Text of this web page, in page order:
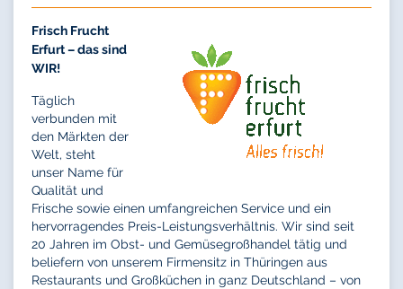
Frisch Frucht
Erfurt – das sind
WIR!
Täglich
verbunden mit
den Märkten der
Welt, steht
unser Name für
Qualität und
Frische sowie einen umfangreichen Service und ein
hervorragendes Preis-Leistungsverhältnis. Wir sind seit
20 Jahren im Obst- und Gemüsegroßhandel tätig und
beliefern von unserem Firmensitz in Thüringen aus
Restaurants und Großküchen in ganz Deutschland – von